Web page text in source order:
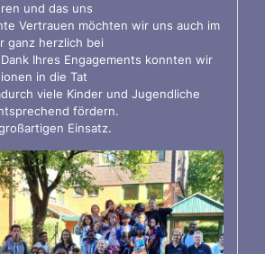
und das uns
Vertrauen möchten wir uns auch im
ganz herzlich bei
Ihres Engagements konnten wir
in die Tat
viele Kinder und Jugendliche
fördern.
Einsatz.